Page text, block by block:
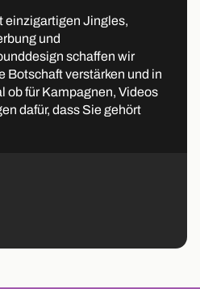
einzigartigen Jingles,
und
schaffen wir
Botschaft verstärken und in
ob für Kampagnen, Videos
dafür, dass Sie gehört